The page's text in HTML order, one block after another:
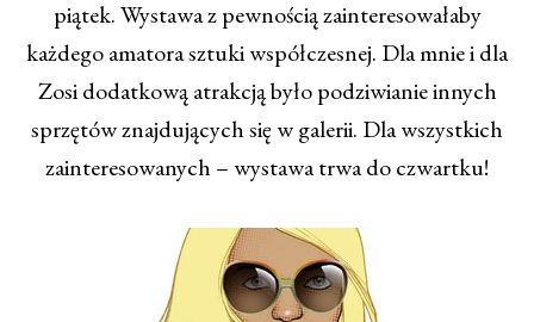
piątek. Wystawa z pewnością zainteresowałaby
każdego amatora sztuki współczesnej. Dla mnie i dla
Zosi dodatkową atrakcją było podziwianie innych
sprzętów znajdujących się w galerii. Dla wszystkich
zainteresowanych – wystawa trwa do czwartku!